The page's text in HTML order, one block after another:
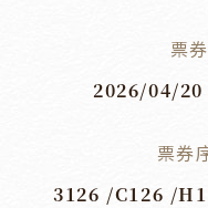
票
2026/04/20
票券
3126 /C126 /